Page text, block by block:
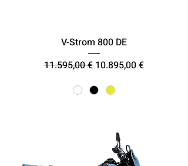
V-Strom 800 DE
Κανονική τιμή
11.595,00 € Τιμή Έκπτωσης
10.895,00 €